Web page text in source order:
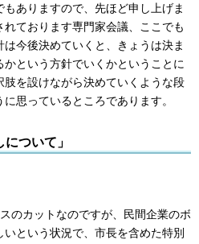
ありますので、先ほど申し上げま
ております専門家会議、ここでも
今後決めていくと、きょうは決ま
という方針でいくかということに
を設けながら決めていくような段
思っているところであります。
ついて」
のカットなのですが、民間企業のボ
という状況で、市長を含めた特別